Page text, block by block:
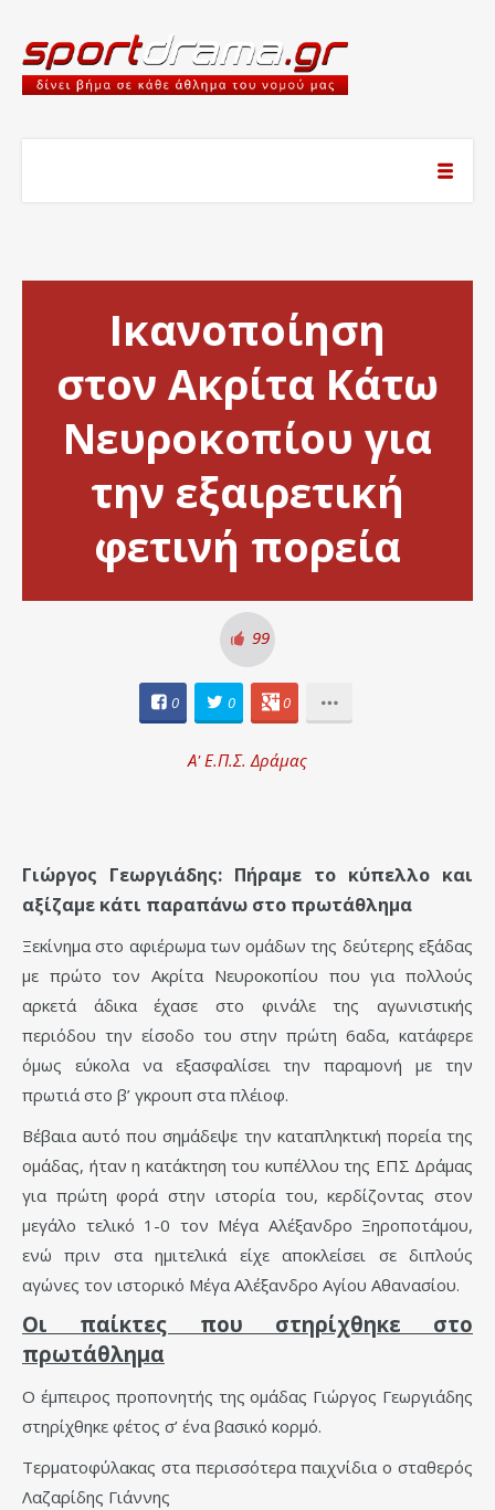
Ικανοποίηση
στον Ακρίτα Κάτω
Νευροκοπίου για
την εξαιρετική
φετινή πορεία
99
0 0 0
Α' Ε.Π.Σ. Δράμας
Γιώργος Γεωργιάδης: Πήραμε το κύπελλο και
αξίζαμε κάτι παραπάνω στο πρωτάθλημα
Ξεκίνημα στο αφιέρωμα των ομάδων της δεύτερης εξάδας
με πρώτο τον Ακρίτα Νευροκοπίου που για πολλούς
αρκετά άδικα έχασε στο φινάλε της αγωνιστικής
περιόδου την είσοδο του στην πρώτη 6αδα, κατάφερε
όμως εύκολα να εξασφαλίσει την παραμονή με την
πρωτιά στο β’ γκρουπ στα πλέιοφ.
Βέβαια αυτό που σημάδεψε την καταπληκτική πορεία της
ομάδας, ήταν η κατάκτηση του κυπέλλου της ΕΠΣ Δράμας
για πρώτη φορά στην ιστορία του, κερδίζοντας στον
μεγάλο τελικό 1-0 τον Μέγα Αλέξανδρο Ξηροποτάμου,
ενώ πριν στα ημιτελικά είχε αποκλείσει σε διπλούς
αγώνες τον ιστορικό Μέγα Αλέξανδρο Αγίου Αθανασίου.
Οι παίκτες που στηρίχθηκε στο
πρωτάθλημα
Ο έμπειρος προπονητής της ομάδας Γιώργος Γεωργιάδης
στηρίχθηκε φέτος σ’ ένα βασικό κορμό.
Τερματοφύλακας στα περισσότερα παιχνίδια ο σταθερός
Λαζαρίδης Γιάννης